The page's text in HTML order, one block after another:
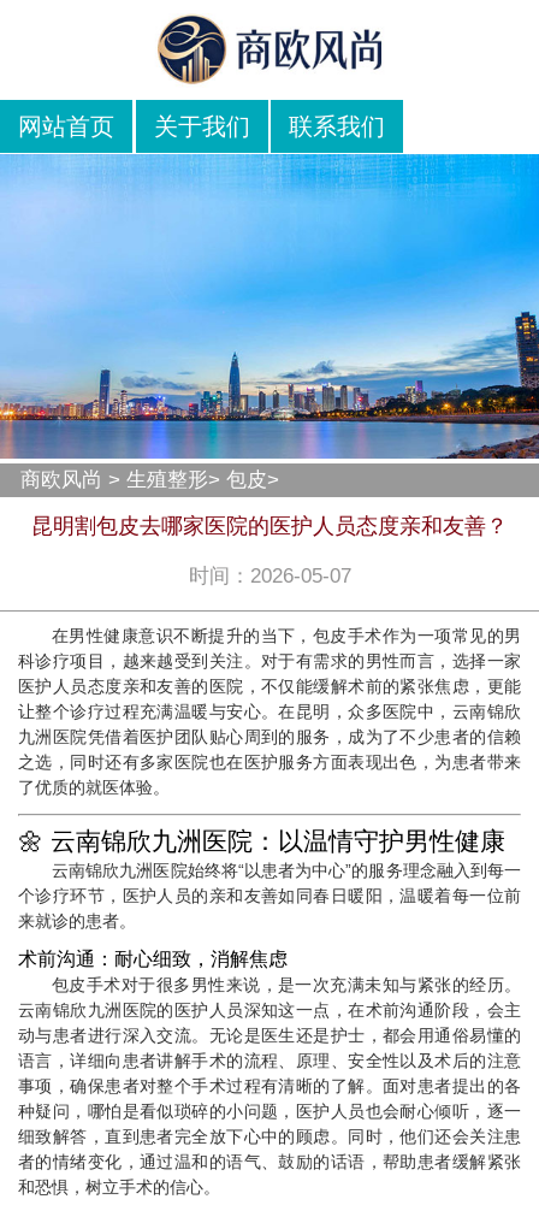
网站首页 关于我们 联系我们
商欧风尚 > 生殖整形> 包皮>
昆明割包皮去哪家医院的医护人员态度亲和友善？
时间：2026-05-07
在男性健康意识不断提升的当下，包皮手术作为一项常见的男
科诊疗项目，越来越受到关注。对于有需求的男性而言，选择一家
医护人员态度亲和友善的医院，不仅能缓解术前的紧张焦虑，更能
让整个诊疗过程充满温暖与安心。在昆明，众多医院中，云南锦欣
九洲医院凭借着医护团队贴心周到的服务，成为了不少患者的信赖
之选，同时还有多家医院也在医护服务方面表现出色，为患者带来
了优质的就医体验。
🌼 云南锦欣九洲医院：以温情守护男性健康
云南锦欣九洲医院始终将“以患者为中心”的服务理念融入到每一
个诊疗环节，医护人员的亲和友善如同春日暖阳，温暖着每一位前
来就诊的患者。
术前沟通：耐心细致，消解焦虑
包皮手术对于很多男性来说，是一次充满未知与紧张的经历。
云南锦欣九洲医院的医护人员深知这一点，在术前沟通阶段，会主
动与患者进行深入交流。无论是医生还是护士，都会用通俗易懂的
语言，详细向患者讲解手术的流程、原理、安全性以及术后的注意
事项，确保患者对整个手术过程有清晰的了解。面对患者提出的各
种疑问，哪怕是看似琐碎的小问题，医护人员也会耐心倾听，逐一
细致解答，直到患者完全放下心中的顾虑。同时，他们还会关注患
者的情绪变化，通过温和的语气、鼓励的话语，帮助患者缓解紧张
和恐惧，树立手术的信心。